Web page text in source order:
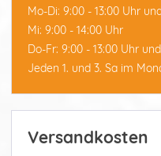
Mo-Di: 9:00 - 13:00 Uhr
Mi: 9:00 - 14:00 Uhr
Do-Fr: 9:00 - 13:00 Uhr
Jeden 1. und 3. Sa im
Versandkosten